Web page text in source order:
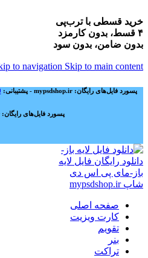
خرید قسطی با ترب‌پی
۴ قسط، بدون کارمزد
بدون ضامن، بدون سود
to navigation Skip to main content
پسورد فایل‌های رایگان: mypsdshop.ir - پشتیبانی: arshiya_ag@yahoo.com
پسورد فایل‌های رایگان: mypsdshop.ir
صفحه اصلی
کارت ویزیت
تقویم
بنر
تراکت